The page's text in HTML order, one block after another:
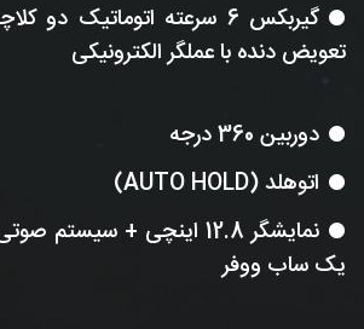
تعویض دنده با عملگر الکترونیکی
دوربین 360 درجه
اتوهلد (AUTO HOLD)
یک ساب ووفر